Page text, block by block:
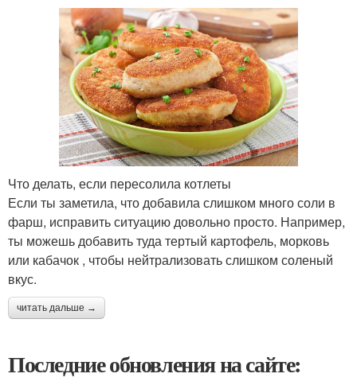
Что делать, если пересолила котлеты
Если ты заметила, что добавила слишком много соли в
фарш, исправить ситуацию довольно просто. Например,
ты можешь добавить туда тертый картофель, морковь
или кабачок , чтобы нейтрализовать слишком соленый
вкус.
читать дальше →
Последние обновления на сайте: